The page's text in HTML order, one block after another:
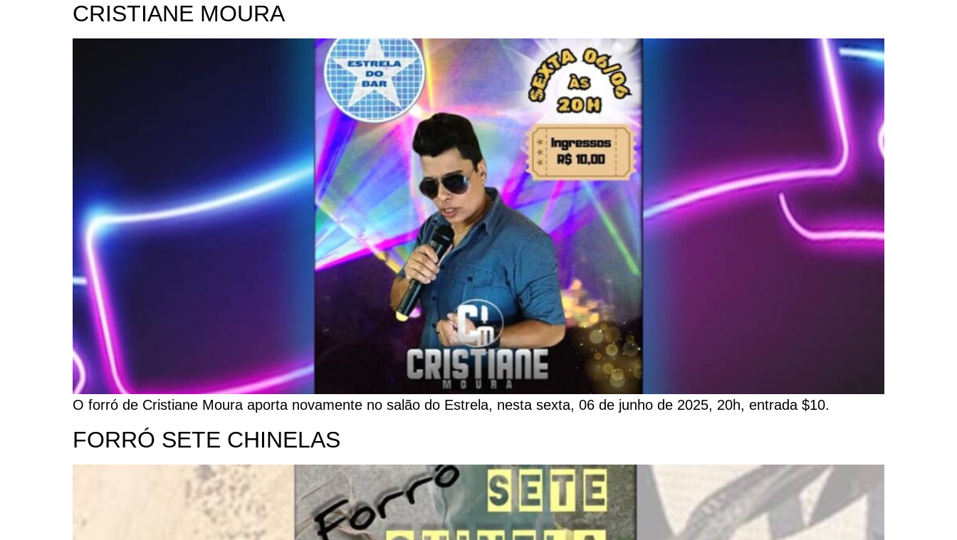
CRISTIANE MOURA
O forró de Cristiane Moura aporta novamente no salão do Estrela, nesta sexta, 06 de junho de 2025, 20h, entrada $10.
FORRÓ SETE CHINELAS